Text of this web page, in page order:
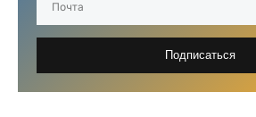
Подписаться